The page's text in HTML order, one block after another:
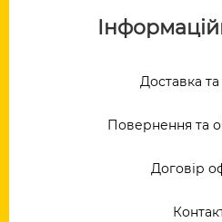
Доставка
Повернення та
Договір